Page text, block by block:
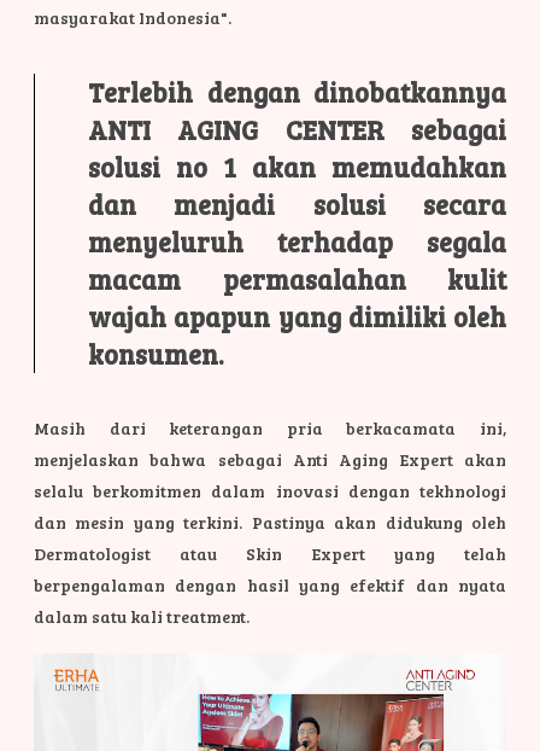
masyarakat Indonesia".
Terlebih dengan dinobatkannya
ANTI AGING CENTER sebagai
solusi no 1 akan memudahkan
dan menjadi solusi secara
menyeluruh terhadap segala
macam permasalahan kulit
wajah apapun yang dimiliki oleh
konsumen.
Masih dari keterangan pria berkacamata ini,
menjelaskan bahwa sebagai Anti Aging Expert akan
selalu berkomitmen dalam inovasi dengan tekhnologi
dan mesin yang terkini. Pastinya akan didukung oleh
Dermatologist atau Skin Expert yang telah
berpengalaman dengan hasil yang efektif dan nyata
dalam satu kali treatment.